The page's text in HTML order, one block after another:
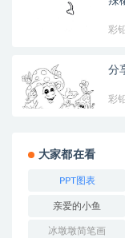
彩
分
彩
大家都在看
PPT图表
亲爱的小鱼
冰墩墩简笔画